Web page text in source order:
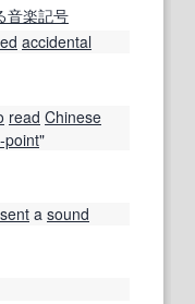
音楽記号
accidental
read Chinese
point"
a sound